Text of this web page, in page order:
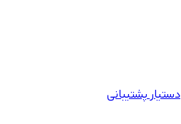
دستیار پشتیبانی